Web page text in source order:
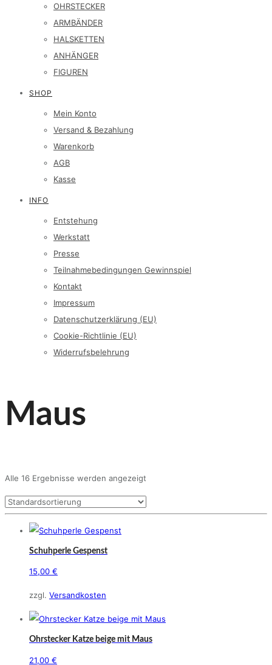
OHRSTECKER
ARMBÄNDER
HALSKETTEN
ANHÄNGER
FIGUREN
SHOP
Mein Konto
Versand & Bezahlung
Warenkorb
AGB
Kasse
INFO
Entstehung
Werkstatt
Presse
Teilnahmebedingungen Gewinnspiel
Kontakt
Impressum
Datenschutzerklärung (EU)
Cookie-Richtlinie (EU)
Widerrufsbelehrung
Maus
Alle 16 Ergebnisse werden angezeigt
Schuhperle Gespenst
15,00 €
zzgl. Versandkosten
Ohrstecker Katze beige mit Maus
21,00 €